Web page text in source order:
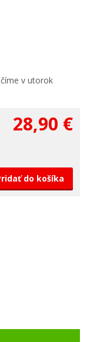
v utorok
28,90 €
do košíka